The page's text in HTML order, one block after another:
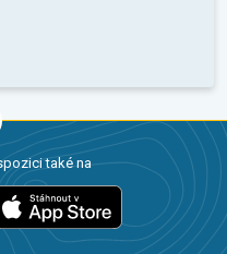
také na